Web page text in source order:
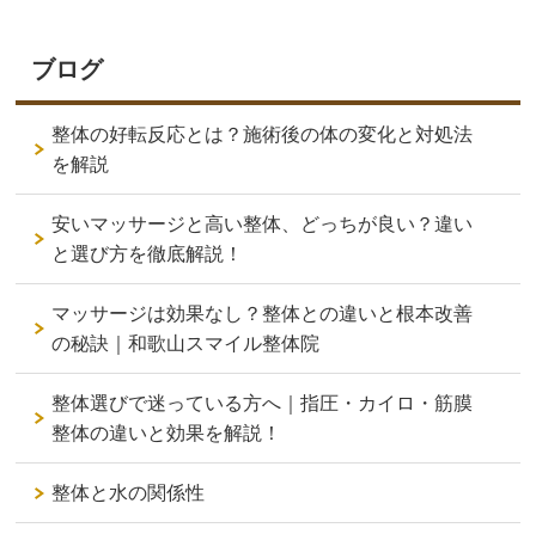
ブログ
整体の好転反応とは？施術後の体の変化と対処法
を解説
安いマッサージと高い整体、どっちが良い？違い
と選び方を徹底解説！
マッサージは効果なし？整体との違いと根本改善
の秘訣｜和歌山スマイル整体院
整体選びで迷っている方へ｜指圧・カイロ・筋膜
整体の違いと効果を解説！
整体と水の関係性